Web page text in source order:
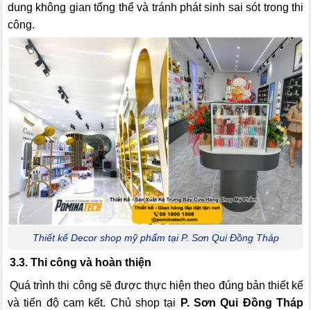
dung không gian tổng thể và tránh phát sinh sai sót trong thi
công.
Thiết kế Decor shop mỹ phẩm tại P. Sơn Qui Đồng Tháp
3.3. Thi công và hoàn thiện
Quá trình thi công sẽ được thực hiện theo đúng bản thiết kế
và tiến độ cam kết. Chủ shop tại
P. Sơn Qui Đồng Tháp